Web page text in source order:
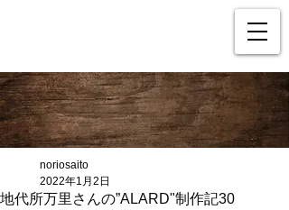
地代所万里さんの”ALARD"制作記30
noriosaito
2022年1月2日